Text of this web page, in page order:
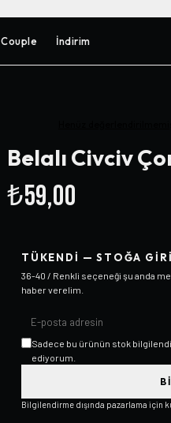
Couple İndirim
Belalı Civciv
₺59,00
TÜKENDI — STOĞA
36-40 / Renkli seçeneği şu anda
haber verelim.
Sadece bu ürünün stok
ediyorum.
Bilgilendirme dışında pazarlama için